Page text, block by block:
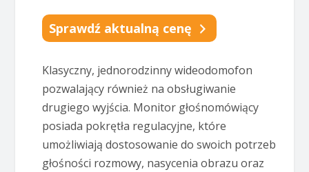
Sprawdź aktualną cenę
Klasyczny, jednorodzinny wideodomofon
pozwalający również na obsługiwanie
drugiego wyjścia. Monitor głośnomówiący
posiada pokrętła regulacyjne, które
umożliwiają dostosowanie do swoich potrzeb
głośności rozmowy, nasycenia obrazu oraz